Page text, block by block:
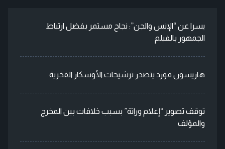
يسرا عن “الإنس والجن”: نجاح مستمر بفضل ارتباط
الجمهور بالفيلم
هاريسون فورد يتصدر ترشيحات الأوسكار الفخرية
توقف تصوير “إعلام وراثة” بسبب خلافات بين المخرج
والمؤلف